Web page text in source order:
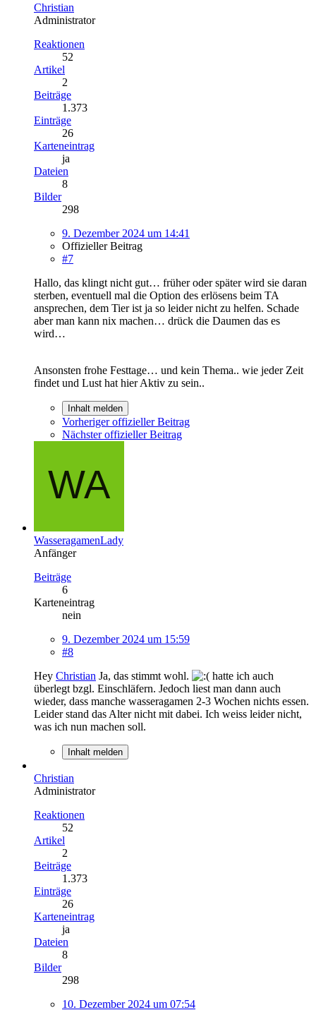
Christian
Administrator
Reaktionen
52
Artikel
2
Beiträge
1.373
Einträge
26
Karteneintrag
ja
Dateien
8
Bilder
298
9. Dezember 2024 um 14:41
Offizieller Beitrag
#7
Hallo, das klingt nicht gut… früher oder später wird sie daran
sterben, eventuell mal die Option des erlösens beim TA
ansprechen, dem Tier ist ja so leider nicht zu helfen. Schade
aber man kann nix machen… drück die Daumen das es
wird…
Ansonsten frohe Festtage… und kein Thema.. wie jeder Zeit
findet und Lust hat hier Aktiv zu sein..
Inhalt melden
Vorheriger offizieller Beitrag
Nächster offizieller Beitrag
WasseragamenLady
Anfänger
Beiträge
6
Karteneintrag
nein
9. Dezember 2024 um 15:59
#8
Hey Christian Ja, das stimmt wohl.
hatte ich auch
überlegt bzgl. Einschläfern. Jedoch liest man dann auch
wieder, dass manche wasseragamen 2-3 Wochen nichts essen.
Leider stand das Alter nicht mit dabei. Ich weiss leider nicht,
was ich nun machen soll.
Inhalt melden
Christian
Administrator
Reaktionen
52
Artikel
2
Beiträge
1.373
Einträge
26
Karteneintrag
ja
Dateien
8
Bilder
298
10. Dezember 2024 um 07:54